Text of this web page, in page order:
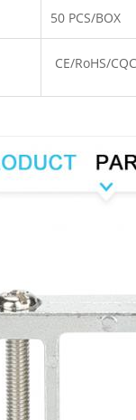
50 PCS/BOX
CE/RoHS/